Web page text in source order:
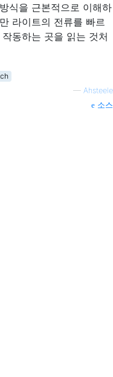
식을 근본적으로 이해하
라이트의 전류를 빠르
동하는 곳을 읽는 것처
— Ahsteele
소스